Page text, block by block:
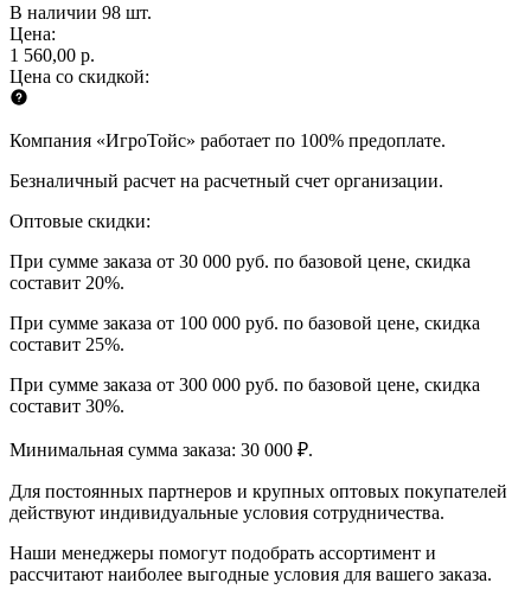
В наличии 98 шт.
Цена:
1 560,00 р.
Цена со скидкой:
Компания «ИгроТойс» работает по 100% предоплате.
Безналичный расчет на расчетный счет организации.
Оптовые скидки:
При сумме заказа от 30 000 руб. по базовой цене, скидка
составит 20%.
При сумме заказа от 100 000 руб. по базовой цене, скидка
составит 25%.
При сумме заказа от 300 000 руб. по базовой цене, скидка
составит 30%.
Минимальная сумма заказа: 30 000 ₽.
Для постоянных партнеров и крупных оптовых покупателей
действуют индивидуальные условия сотрудничества.
Наши менеджеры помогут подобрать ассортимент и
рассчитают наиболее выгодные условия для вашего заказа.